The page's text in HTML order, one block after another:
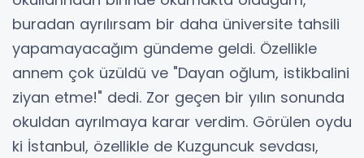
buradan ayrılırsam bir daha üniversite tahsili
yapamayacağım gündeme geldi. Özellikle
annem çok üzüldü ve "Dayan oğlum, istikbalini
ziyan etme!" dedi. Zor geçen bir yılın sonunda
okuldan ayrılmaya karar verdim. Görülen oydu
ki İstanbul, özellikle de Kuzguncuk sevdası,